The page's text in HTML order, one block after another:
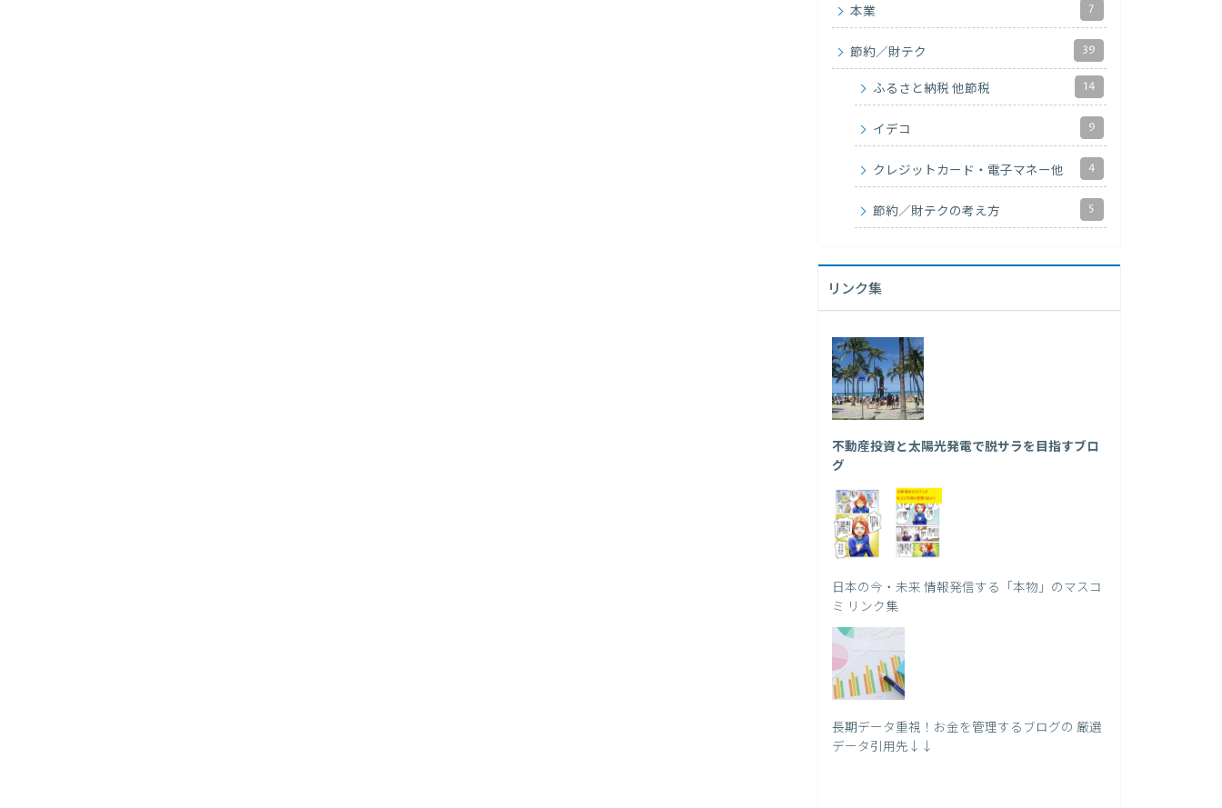
本業 7
節約／財テク 39
ふるさと納税 他節税 14
イデコ 9
クレジットカード・電子マネー他 4
節約／財テクの考え方 5
リンク集
不動産投資と太陽光発電で脱サラを目指すブロ
グ
日本の今・未来 情報発信する「本物」のマスコ
ミ リンク集
長期データ重視！お金を管理するブログの 厳選
データ引用先↓↓